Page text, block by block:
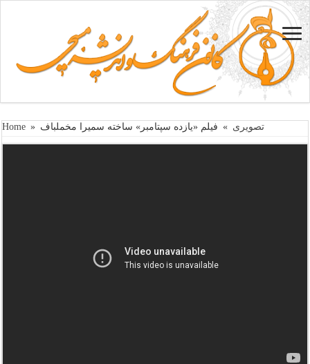
Home » تصویری » فیلم «یازده سپتامبر» ساخته سمیرا مخملباف